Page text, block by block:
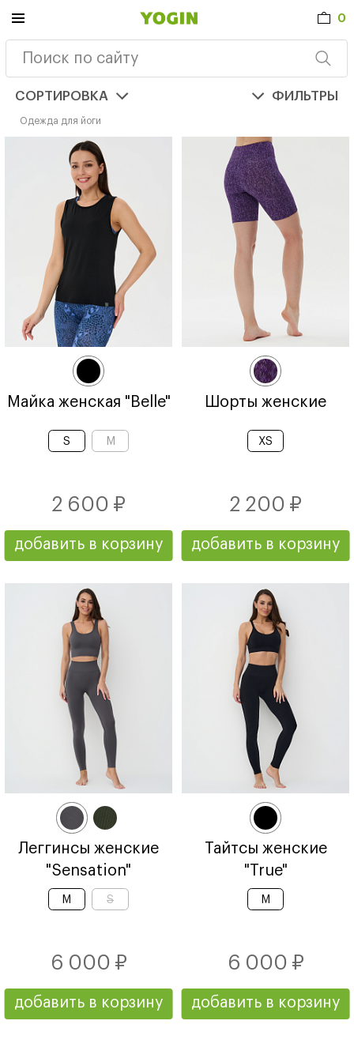
0
Одежда для йоги
СОРТИРОВКА ФИЛЬТРЫ
Майка женская "Belle"
2 600 ₽
S M
добавить в корзину
Шорты женские
2 200 ₽
XS
добавить в корзину
Леггинсы женские
"Sensation"
6 000 ₽
M S
добавить в корзину
Тайтсы женские
"True"
6 000 ₽
M
добавить в корзину